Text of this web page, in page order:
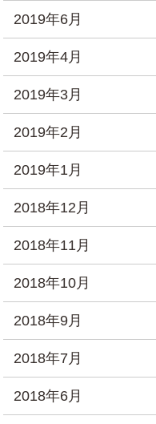
2019年6月
2019年4月
2019年3月
2019年2月
2019年1月
2018年12月
2018年11月
2018年10月
2018年9月
2018年7月
2018年6月